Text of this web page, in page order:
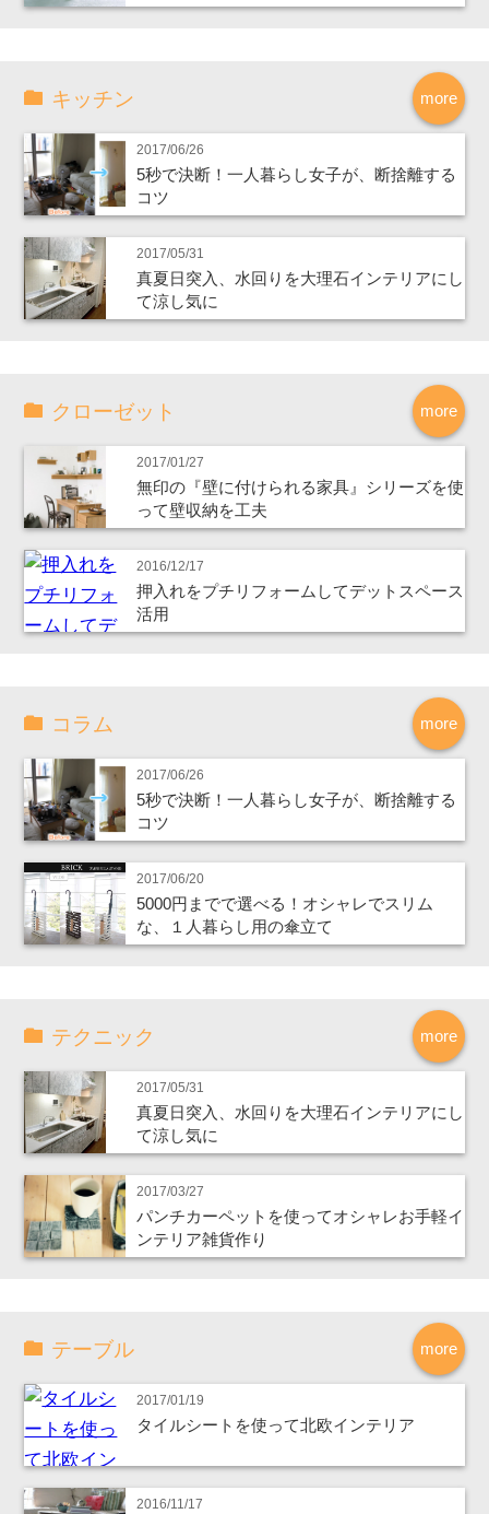
more
キッチン
2017/06/26
5秒で決断！一人暮らし女子が、断捨離する
コツ
2017/05/31
真夏日突入、水回りを大理石インテリアにし
て涼し気に
more
クローゼット
2017/01/27
無印の『壁に付けられる家具』シリーズを使
って壁収納を工夫
2016/12/17
押入れをプチリフォームしてデットスペース
活用
more
コラム
2017/06/26
5秒で決断！一人暮らし女子が、断捨離する
コツ
2017/06/20
5000円までで選べる！オシャレでスリム
な、１人暮らし用の傘立て
more
テクニック
2017/05/31
真夏日突入、水回りを大理石インテリアにし
て涼し気に
2017/03/27
パンチカーペットを使ってオシャレお手軽イ
ンテリア雑貨作り
more
テーブル
2017/01/19
タイルシートを使って北欧インテリア
2016/11/17